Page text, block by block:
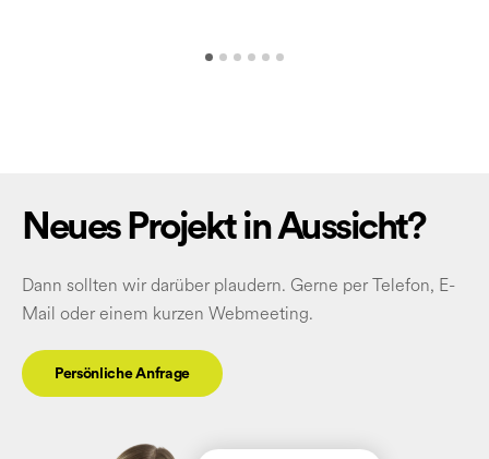
Neues Projekt in Aussicht?
Dann sollten wir darüber plaudern. Gerne per Telefon, E-
Mail oder einem kurzen Webmeeting.
Persönliche Anfrage